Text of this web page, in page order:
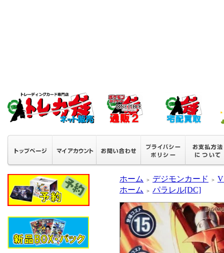
ホーム ＞ デジモンカード ＞
ホーム
＞ パラレル[DC]